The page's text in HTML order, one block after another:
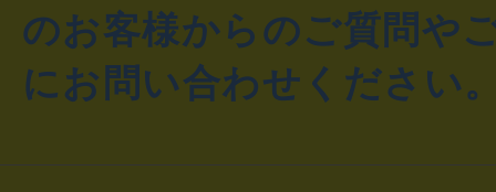
のお客様からのご質問や
にお問い合わせください